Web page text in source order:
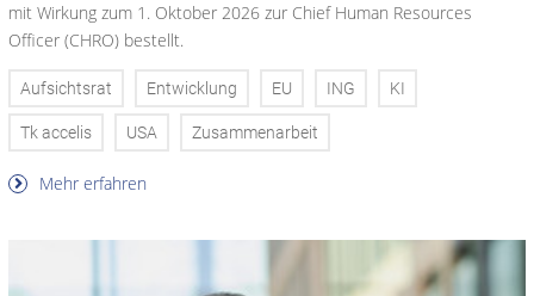
mit Wirkung zum 1. Oktober 2026 zur Chief Human Resources
Officer (CHRO) bestellt.
Aufsichtsrat Entwicklung EU ING KI
Tk accelis USA Zusammenarbeit
Mehr erfahren